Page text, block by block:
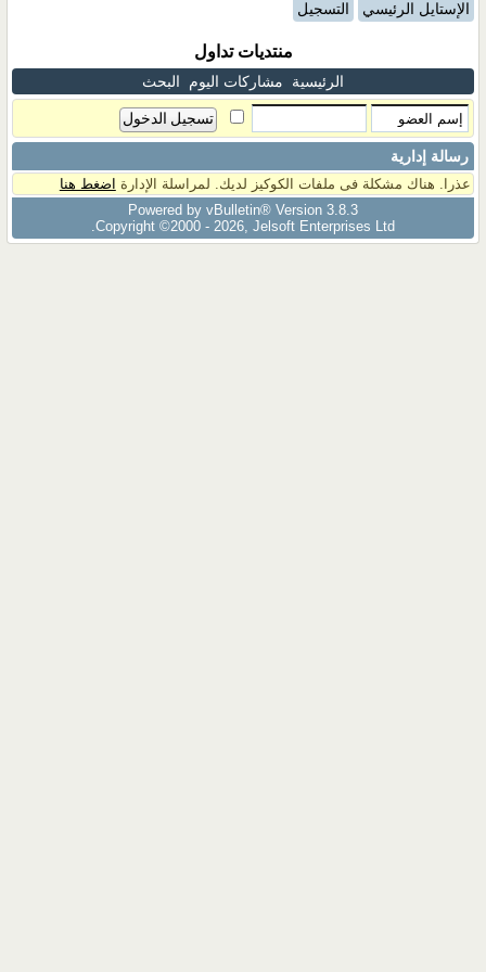
الإستايل الرئيسي التسجيل
منتديات تداول
الرئيسية مشاركات اليوم البحث
رسالة إدارية
عذرا. هناك مشكلة فى ملفات الكوكيز لديك. لمراسلة الإدارة اضغط هنا
Powered by vBulletin® Version 3.8.3
Copyright ©2000 - 2026, Jelsoft Enterprises Ltd.